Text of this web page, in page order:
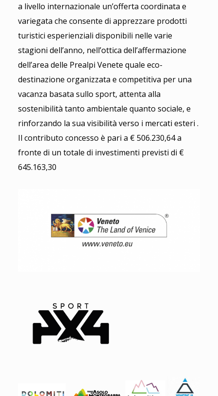
a livello internazionale un’offerta coordinata e
variegata che consente di apprezzare prodotti
turistici esperienziali disponibili nelle varie
stagioni dell’anno, nell’ottica dell’affermazione
dell’area delle Prealpi Venete quale eco-
destinazione organizzata e competitiva per una
vacanza basata sullo sport, attenta alla
sostenibilità tanto ambientale quanto sociale, e
rinforzando la sua visibilità verso i mercati esteri .
Il contributo concesso è pari a € 506.230,64 a
fronte di un totale di investimenti previsti di €
645.163,30